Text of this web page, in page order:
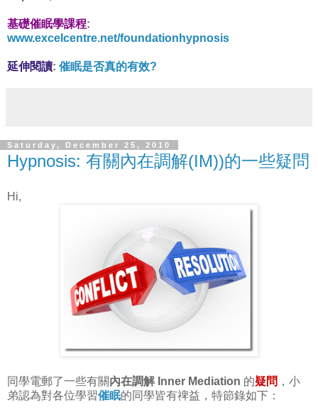
基礎催眠學課程:
www.excelcentre.net/foundationhypnosis
延伸閱讀: 催眠是否真的有效?
Saturday, December 25, 2010
Hypnosis: 有關內在調解(IM))的一些疑問
Hi,
同學電郵了一些有關內在調解 Inner Mediation 的疑問 ，小
弟認為對各位學習催眠的同學皆有禆益，特節錄如下：